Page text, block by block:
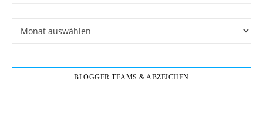
BLOGGER TEAMS & ABZEICHEN